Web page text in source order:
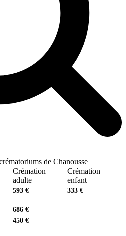
de Chanousse
Crémation
adulte
Crémation
enfant
593 € 333 €
686 €
450 €